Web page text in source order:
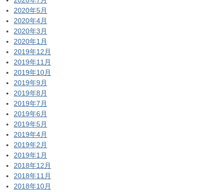
2020年5月
2020年4月
2020年3月
2020年1月
2019年12月
2019年11月
2019年10月
2019年9月
2019年8月
2019年7月
2019年6月
2019年5月
2019年4月
2019年2月
2019年1月
2018年12月
2018年11月
2018年10月